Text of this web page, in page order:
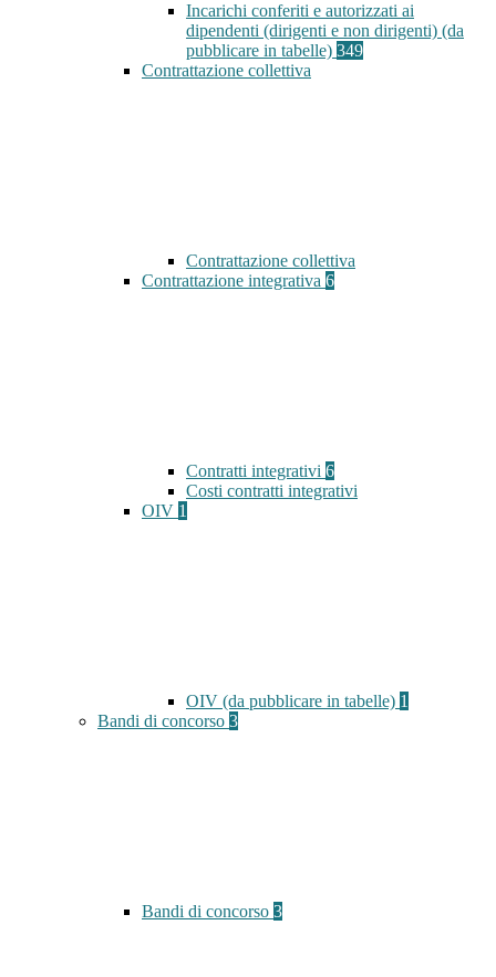
Incarichi conferiti e autorizzati ai
dipendenti (dirigenti e non dirigenti) (da
pubblicare in tabelle) 349
Contrattazione collettiva
Contrattazione collettiva
Contrattazione integrativa 6
Contratti integrativi 6
Costi contratti integrativi
OIV 1
OIV (da pubblicare in tabelle) 1
Bandi di concorso 3
Bandi di concorso 3